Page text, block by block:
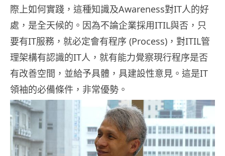
際上如何實踐，這種知識及Awareness對IT人的好
處，是全天候的。因為不論企業採用ITIL與否，只
要有IT服務，就必定會有程序 (Process)，對ITIL管
理架構有認識的IT人，就有能力覺察現行程序是否
有改善空間，並給予具體，具建設性意見。這是IT
領袖的必備條件，非常優勢。